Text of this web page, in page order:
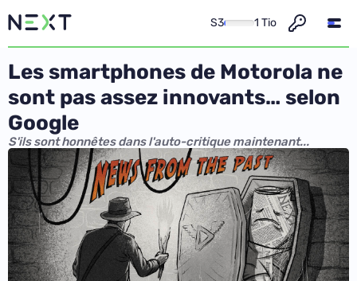
S3 1 Tio
Les smartphones de Motorola ne
sont pas assez innovants… selon
Google
S'ils sont honnêtes dans l'auto-critique maintenant...